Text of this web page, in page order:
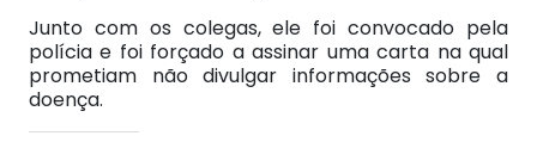
Junto com os colegas, ele foi convocado pela
polícia e foi forçado a assinar uma carta na qual
prometiam não divulgar informações sobre a
doença.